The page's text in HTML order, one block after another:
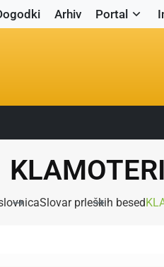
Arhiv Portal
Slovar prleških besed